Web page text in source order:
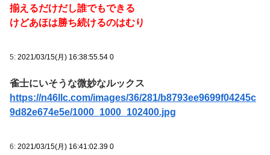
揃えるだけだし誰でもできる
けどあほは勝ち続けるのはむり
5: 2021/03/15(月) 16:38:55.54 0
雀士にいそうな微妙なルックス
https://n46llc.com/images/36/281/b8793ee9699f04245c
9d82e674e5e/1000_1000_102400.jpg
6: 2021/03/15(月) 16:41:02.39 0